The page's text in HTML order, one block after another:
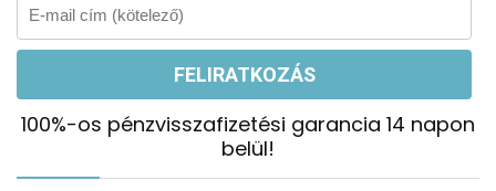
100%-os pénzvisszafizetési garancia 14 napon
belül!